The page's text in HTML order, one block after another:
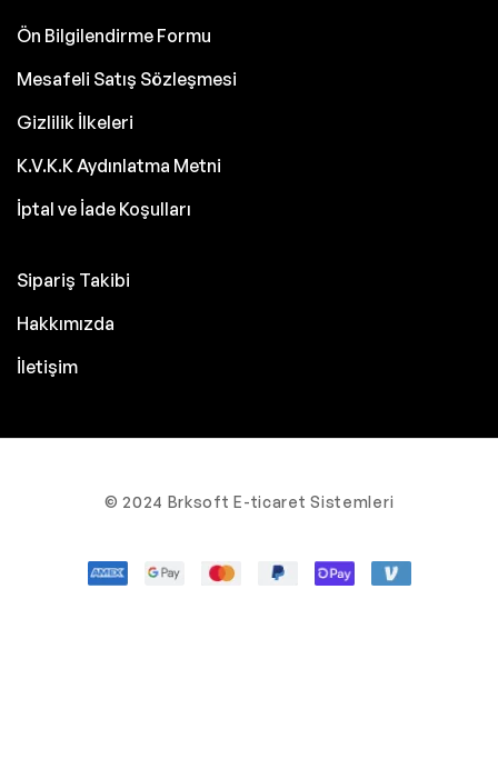
Ön Bilgilendirme Formu
Mesafeli Satış Sözleşmesi
Gizlilik İlkeleri
K.V.K.K Aydınlatma Metni
İptal ve İade Koşulları
Sipariş Takibi
Hakkımızda
İletişim
© 2024 Brksoft E-ticaret Sistemleri